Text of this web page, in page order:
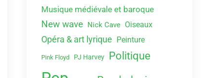
Musique médiévale et baroque
New wave Nick Cave Oiseaux
Opéra & art lyrique Peinture
Pink Floyd PJ Harvey Politique